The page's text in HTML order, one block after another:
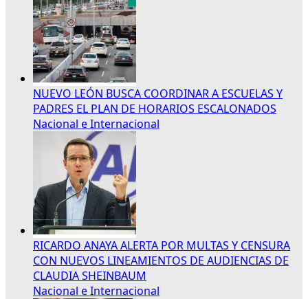
NUEVO LEÓN BUSCA COORDINAR A ESCUELAS Y
PADRES EL PLAN DE HORARIOS ESCALONADOS
Nacional e Internacional
RICARDO ANAYA ALERTA POR MULTAS Y CENSURA
CON NUEVOS LINEAMIENTOS DE AUDIENCIAS DE
CLAUDIA SHEINBAUM
Nacional e Internacional